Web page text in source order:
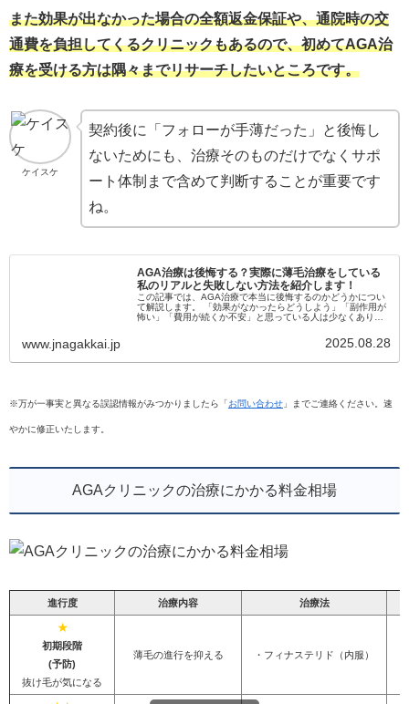
また効果が出なかった場合の全額返金保証や、通院時の交
通費を負担してくるクリニックもあるので、初めてAGA治
療を受ける方は隅々までリサーチしたいところです。
ケイスケ
契約後に「フォローが手薄だった」と後悔し
ないためにも、治療そのものだけでなくサポ
ート体制まで含めて判断することが重要です
ね。
AGA治療は後悔する？実際に薄毛治療をしている
私のリアルと失敗しない方法を紹介します！
この記事では、AGA治療で本当に後悔するのかどうかについ
て解説します。 「効果がなかったらどうしよう」「副作用が
怖い」「費用が続くか不安」と思っている人は少なくありま
www.jnagakkai.jp 2025.08.28
※万が一事実と異なる誤認情報がみつかりましたら「お問い合わせ 」までご連絡ください。速
やかに修正いたします。
AGAクリニックの治療にかかる料金相場
進行度 治療内容 治療法
★
初期段階
(予防)
抜け毛が気になる
薄毛の進行を抑える
・フィナステリド（内服）